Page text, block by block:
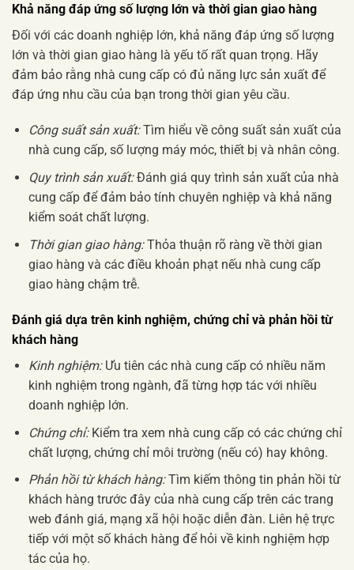
Khả năng đáp ứng số lượng lớn và thời gian giao hàng
Đối với các doanh nghiệp lớn, khả năng đáp ứng số lượng
lớn và thời gian giao hàng là yếu tố rất quan trọng. Hãy
đảm bảo rằng nhà cung cấp có đủ năng lực sản xuất để
đáp ứng nhu cầu của bạn trong thời gian yêu cầu.
Công suất sản xuất:Tìm hiểu về công suất sản xuất của
nhà cung cấp, số lượng máy móc, thiết bị và nhân công.
Quy trình sản xuất:Đánh giá quy trình sản xuất của nhà
cung cấp để đảm bảo tính chuyên nghiệp và khả năng
kiểm soát chất lượng.
Thời gian giao hàng:Thỏa thuận rõ ràng về thời gian
giao hàng và các điều khoản phạt nếu nhà cung cấp
giao hàng chậm trễ.
Đánh giá dựa trên kinh nghiệm, chứng chỉ và phản hồi từ
khách hàng
Kinh nghiệm:Ưu tiên các nhà cung cấp có nhiều năm
kinh nghiệm trong ngành, đã từng hợp tác với nhiều
doanh nghiệp lớn.
Chứng chỉ:Kiểm tra xem nhà cung cấp có các chứng chỉ
chất lượng, chứng chỉ môi trường (nếu có) hay không.
Phản hồi từ khách hàng:Tìm kiếm thông tin phản hồi từ
khách hàng trước đây của nhà cung cấp trên các trang
web đánh giá, mạng xã hội hoặc diễn đàn. Liên hệ trực
tiếp với một số khách hàng để hỏi về kinh nghiệm hợp
tác của họ.